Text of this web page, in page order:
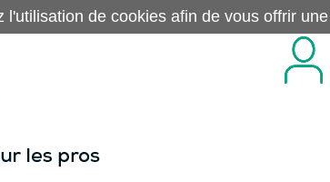
l'utilisation de cookies afin de vous offrir